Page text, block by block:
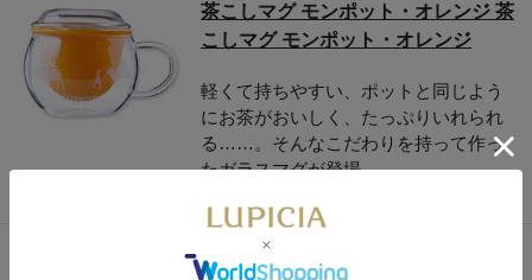
茶こしマグ モンポット・オレンジ 茶
こしマグ モンポット・オレンジ
軽くて持ちやすい、ポットと同じよう
にお茶がおいしく、たっぷりいれられ
る……。そんなこだわりを持って作っ
たガラスマグが登場。
茶こしマグ モンポット・グリーン 茶